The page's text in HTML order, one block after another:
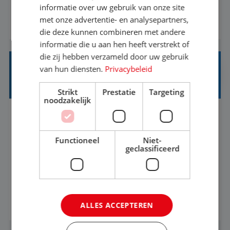
1.3 million customers every year. Behind the
scenes, our colleagues rely on secure, reliable,
and user-friendly IT solutions to do their best
work.As an IT Servicedesk Engineer, ...
BEKIJK VACATURE
OFFICE MANAGER/ CUSTOMER CARE
SPECIALIST
Rotterdam 37-40+ uur
Ben jij gepassioneerd over het bieden van
uitzonderlijke klantervaringen en het creëren
van een gastvrije omgeving? Vind je het leuk om
klantcontact te combineren met organisatorische
ondersteuning? Op ons Sunweb Group-kantoor in
Rotterdam zoeken we een daadkrachtige en
BEKIJK VACATURE
informatie over uw gebruik van onze site
met onze advertentie- en analysepartners,
die deze kunnen combineren met andere
informatie die u aan hen heeft verstrekt of
die zij hebben verzameld door uw gebruik
van hun diensten. Privacybeleid
Strikt
noodzakelijk
Prestatie Targeting
Functioneel
Niet-
geclassificeerd
ALLES ACCEPTEREN